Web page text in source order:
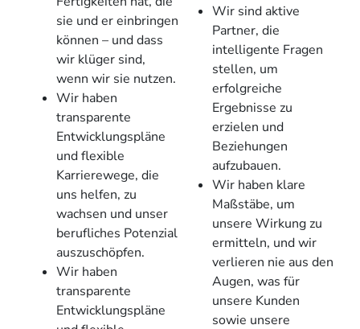
sie und er einbringen
können – und dass
wir klüger sind,
wenn wir sie nutzen.
Wir haben
transparente
Entwicklungspläne
und flexible
Karrierewege, die
uns helfen, zu
wachsen und unser
berufliches Potenzial
auszuschöpfen.
Wir haben
transparente
Entwicklungspläne
Wir sind aktive
Partner, die
intelligente Fragen
stellen, um
erfolgreiche
Ergebnisse zu
erzielen und
Beziehungen
aufzubauen.
Wir haben klare
Maßstäbe, um
unsere Wirkung zu
ermitteln, und wir
verlieren nie aus den
Augen, was für
unsere Kunden
sowie unsere